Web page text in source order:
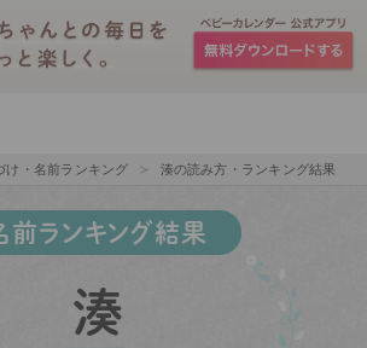
け・名前ランキング 湊の読み方・ランキング結果
前ランキング結果
湊